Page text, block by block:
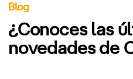
Blog
¿Conoces las
novedades de